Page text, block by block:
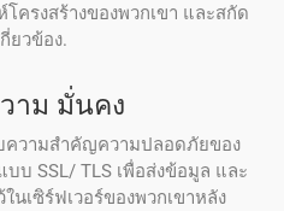
โครงสร้างของพวกเขา และสกัด
ยวข้อง.
าม มั่นคง
วามสําคัญความปลอดภัยของ
บ SSL/ TLS เพื่อส่งข้อมูล และ
นเซิร์ฟเวอร์ของพวกเขาหลัง